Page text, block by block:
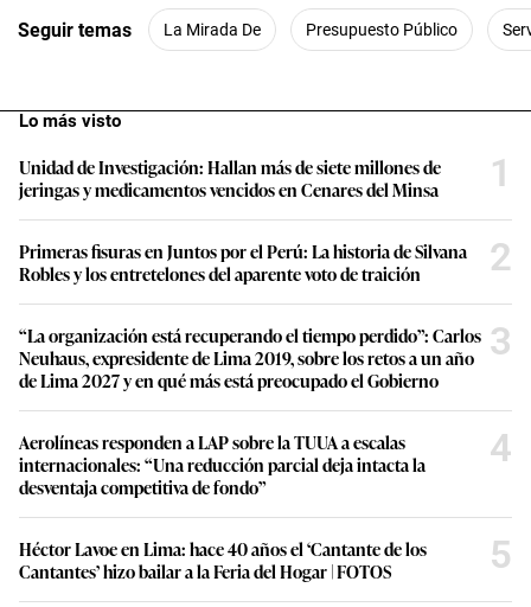
Seguir temas La Mirada De Presupuesto Público
Lo más visto
Unidad de Investigación: Hallan más de siete millones de
jeringas y medicamentos vencidos en Cenares del Minsa
1
Primeras fisuras en Juntos por el Perú: La historia de Silvana
Robles y los entretelones del aparente voto de traición
2
“La organización está recuperando el tiempo perdido”: Carlos
Neuhaus, expresidente de Lima 2019, sobre los retos a un año
de Lima 2027 y en qué más está preocupado el Gobierno
3
Aerolíneas responden a LAP sobre la TUUA a escalas
internacionales: “Una reducción parcial deja intacta la
desventaja competitiva de fondo”
4
Héctor Lavoe en Lima: hace 40 años el ‘Cantante de los
Cantantes’ hizo bailar a la Feria del Hogar | FOTOS
5